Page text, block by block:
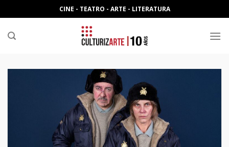
to
content
CINE - TEATRO - ARTE - LITERATURA